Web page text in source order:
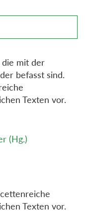
die mit der
befasst sind.
Texten vor.
(Hg.)
Texten vor.